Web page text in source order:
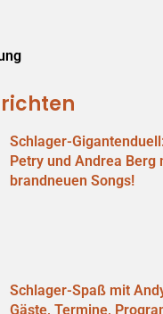
Schlager-
Petry und Andrea Berg
brandneuen Songs!
Schlager-Spaß mit
Gäste, Termine,